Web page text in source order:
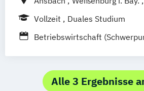
Feuchtwangen
Rothenburg
Vollzeit
Duales Studium
Betriebswirtschaft
Public Relations und
Alle 3 Ergebnisse